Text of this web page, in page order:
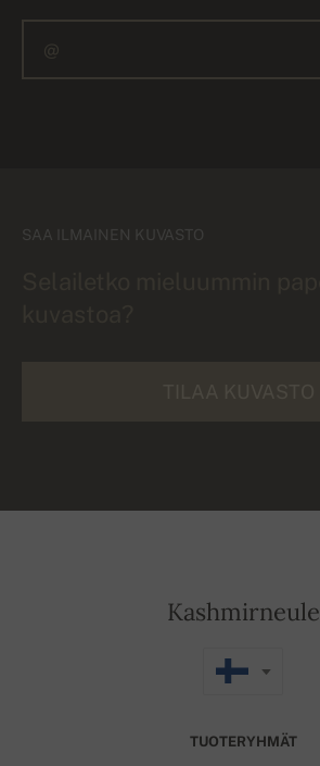
SAA ILMAINEN KUVASTO
Kashmirneule
TUOTERYHMÄT